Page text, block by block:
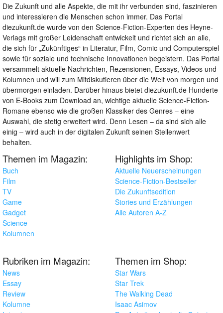
Die Zukunft und alle Aspekte, die mit ihr verbunden sind, faszinieren
und interessieren die Menschen schon immer. Das Portal
diezukunft.de wurde von den Science-Fiction-Experten des Heyne-
Verlags mit großer Leidenschaft entwickelt und richtet sich an alle,
die sich für „Zukünftiges“ in Literatur, Film, Comic und Computerspiel
sowie für soziale und technische Innovationen begeistern. Das Portal
versammelt aktuelle Nachrichten, Rezensionen, Essays, Videos und
Kolumnen und will zum Mitdiskutieren über die Welt von morgen und
übermorgen einladen. Darüber hinaus bietet diezukunft.de Hunderte
von E-Books zum Download an, wichtige aktuelle Science-Fiction-
Romane ebenso wie die großen Klassiker des Genres – eine
Auswahl, die stetig erweitert wird. Denn Lesen – da sind sich alle
einig – wird auch in der digitalen Zukunft seinen Stellenwert
behalten.
Themen im Magazin:
Buch
Film
TV
Game
Gadget
Science
Kolumnen
Highlights im Shop:
Aktuelle Neuerscheinungen
Science-Fiction-Bestseller
Die Zukunftsedition
Stories und Erzählungen
Alle Autoren A-Z
Rubriken im Magazin:
News
Essay
Review
Kolumne
Themen im Shop:
Star Wars
Star Trek
The Walking Dead
Isaac Asimov